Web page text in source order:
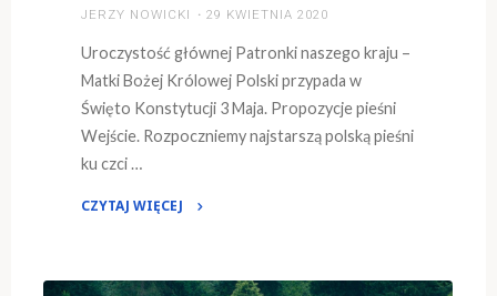
JERZY NOWICKI 29 KWIETNIA 2020
Uroczystość głównej Patronki naszego kraju –
Matki Bożej Królowej Polski przypada w
Święto Konstytucji 3 Maja. Propozycje pieśni
Wejście. Rozpoczniemy najstarszą polską pieśni
ku czci …
CZYTAJ WIĘCEJ
Królowej